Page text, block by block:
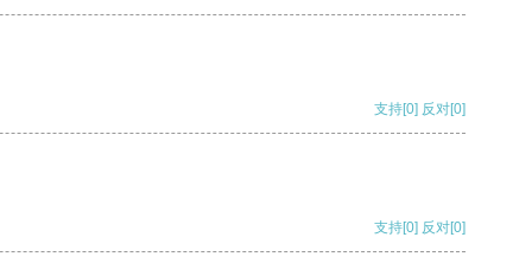
支持[0] 反对[0]
支持[0] 反对[0]